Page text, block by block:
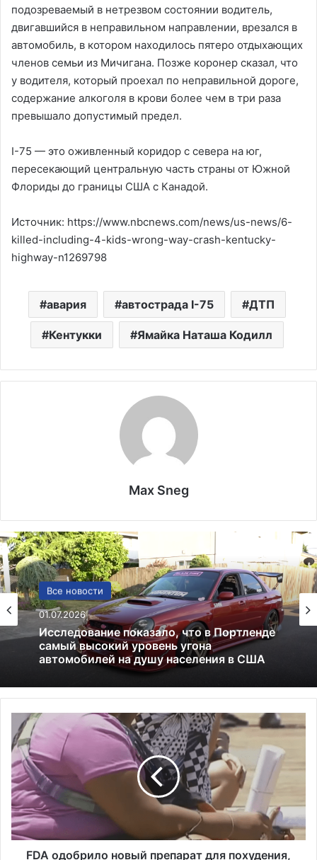
подозреваемый в нетрезвом состоянии водитель,
двигавшийся в неправильном направлении, врезался в
автомобиль, в котором находилось пятеро отдыхающих
членов семьи из Мичигана. Позже коронер сказал, что
у водителя, который проехал по неправильной дороге,
содержание алкоголя в крови более чем в три раза
превышало допустимый предел.
I-75 — это оживленный коридор с севера на юг,
пересекающий центральную часть страны от Южной
Флориды до границы США с Канадой.
Источник: https://www.nbcnews.com/news/us-news/6-
killed-including-4-kids-wrong-way-crash-kentucky-
highway-n1269798
авария автострада I-75 ДТП
Кентукки Ямайка Наташа Кодилл
Max Sneg
Все новости
01.07.2026
Исследование показало, что в Портленде
самый высокий уровень угона
автомобилей на душу населения в США
США
13.06.2025
Америка имеет огромный избыток сыра
D
A
о
д
о
б
р
и
FDA одобрило новый препарат для похудения,